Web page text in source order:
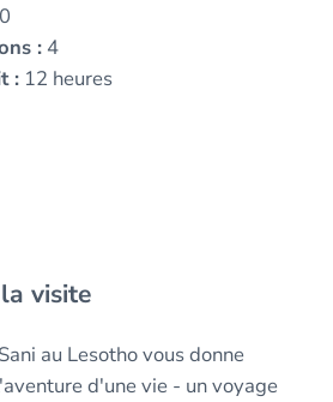
:4
:12 heures
visite
au Lesotho vous donne
d'une vie - un voyage